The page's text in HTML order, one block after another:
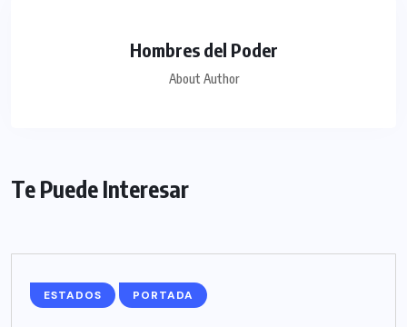
Hombres del Poder
About Author
Te Puede Interesar
ESTADOS PORTADA